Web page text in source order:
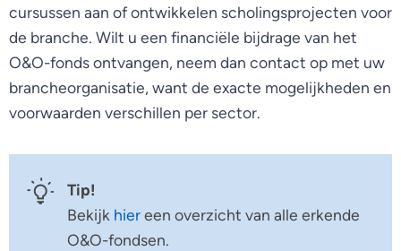
cursussen aan of ontwikkelen scholingsprojecten voor
de branche. Wilt u een financiële bijdrage van het
O&O-fonds ontvangen, neem dan contact op met uw
brancheorganisatie, want de exacte mogelijkheden en
voorwaarden verschillen per sector.
Tip!
Bekijk hiereen overzicht van alle erkende
O&O-fondsen.